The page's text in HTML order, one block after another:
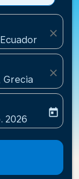
close
Grecia
close
return-date-
2026
today